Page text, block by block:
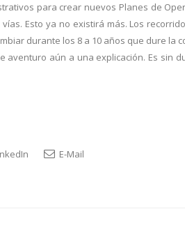
para crear nuevos Planes de
Esto ya no existirá más. Los
durante los 8 a 10 años que dure la
aventuro aún a una explicación. Es sin
E-Mail